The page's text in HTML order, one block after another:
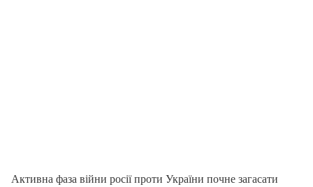
Активна фаза війни росії проти України почне загасати